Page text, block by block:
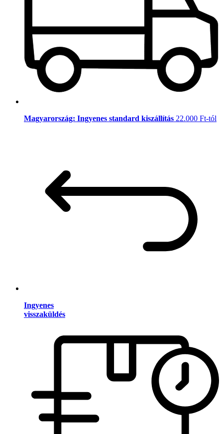
Magyarország: Ingyenes standard kiszállítás 22.000 Ft-tól
Ingyenes
visszaküldés